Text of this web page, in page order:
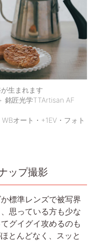
生まれます
銘匠光学TTArtisan AF
オート・+1EV・フォト
ップ撮影
標準レンズで被写界
思っている方も少な
グイグイ攻めるのも
とんどなく、スッと